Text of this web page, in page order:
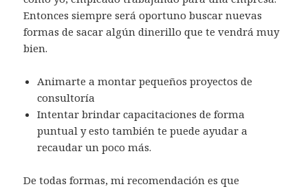
Entonces siempre será oportuno buscar nuevas
formas de sacar algún dinerillo que te vendrá muy
bien.
Animarte a montar pequeños proyectos de
consultoría
Intentar brindar capacitaciones de forma
puntual y esto también te puede ayudar a
recaudar un poco más.
De todas formas, mi recomendación es que